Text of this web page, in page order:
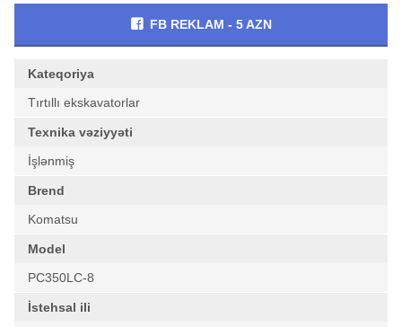
FB REKLAM - 5 AZN
Kateqoriya
Tırtıllı ekskavatorlar
Texnika vəziyyəti
İşlənmiş
Brend
Komatsu
Model
PC350LC-8
İstehsal ili